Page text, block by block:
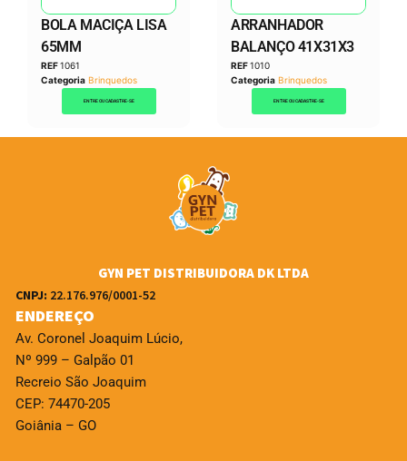
BOLA MACIÇA LISA
65MM
REF1061
Categoria Brinquedos
ENTRE OU CADASTRE-SE
ARRANHADOR
BALANÇO 41X31X3
REF1010
Categoria Brinquedos
ENTRE OU CADASTRE-SE
GYN PET DISTRIBUIDORA DK LTDA
CNPJ: 22.176.976/0001-52
ENDEREÇO
Av. Coronel Joaquim Lúcio,
Nº 999 – Galpão 01
Recreio São Joaquim
CEP: 74470-205
Goiânia – GO